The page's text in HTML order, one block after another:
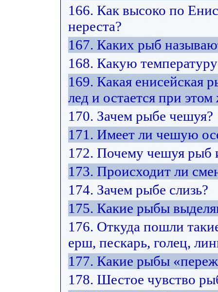
166. Как высоко по
нереста?
167. Каких рыб
168. Какую
169. Какая енисейская
лед и остается при
170. Зачем рыбе чешуя?
171. Имеет ли чешую
172. Почему чешуя рыб
173. Происходит ли
174. Зачем рыбе слизь?
175. Какие рыбы
176. Откуда пошли
ерш, пескарь, голец,
177. Какие рыбы
178. Шестое чувство